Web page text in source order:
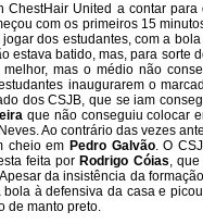
ChestHair United a contar
com os primeiros 15
dos estudantes, com a
estava batido, mas, para sorte
mas o médio não
inaugurarem o
dos CSJB, que se iam
que não conseguiu colocar
Ao contrário das vezes
cheio em Pedro Galvão. O
feita por Rodrigo Cóias,
da insistência da
bola à defensiva da casa e
de manto preto.